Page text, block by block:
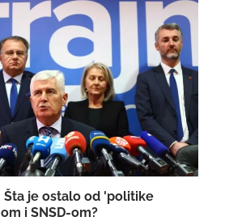
je ostalo od 'politike
i SNSD-om?